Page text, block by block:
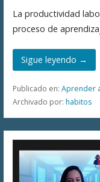
La productividad
proceso de
Sigue leyendo →
Publicado en: Aprender
Archivado por: habitos